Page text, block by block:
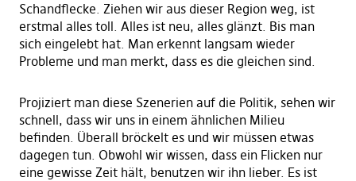
Schandflecke. Ziehen wir aus dieser Region weg, ist
erstmal alles toll. Alles ist neu, alles glänzt. Bis man
sich eingelebt hat. Man erkennt langsam wieder
Probleme und man merkt, dass es die gleichen sind.
Projiziert man diese Szenerien auf die Politik, sehen wir
schnell, dass wir uns in einem ähnlichen Milieu
befinden. Überall bröckelt es und wir müssen etwas
dagegen tun. Obwohl wir wissen, dass ein Flicken nur
eine gewisse Zeit hält, benutzen wir ihn lieber. Es ist